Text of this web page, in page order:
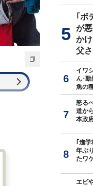
｢ボ
が
か
父
イワ
ん･
魚の
怒る
道か
本政
｢進
年ぶ
たワ
エビ